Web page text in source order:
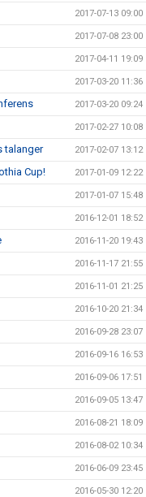
2017-07-13 09:00
2017-07-08 23:00
2017-04-11 19:09
2017-03-20 11:36
2017-03-20 09:24
2017-02-27 10:08
talanger 2017-02-07 13:12
Cup! 2017-01-09 12:22
2017-01-07 15:48
2016-12-01 18:52
2016-11-20 19:43
2016-11-17 21:55
2016-11-01 21:25
2016-10-20 21:34
2016-09-28 23:07
2016-09-16 16:53
2016-09-06 17:51
2016-09-05 13:47
2016-08-21 18:09
2016-08-02 10:34
2016-06-09 23:45
2016-05-30 12:20